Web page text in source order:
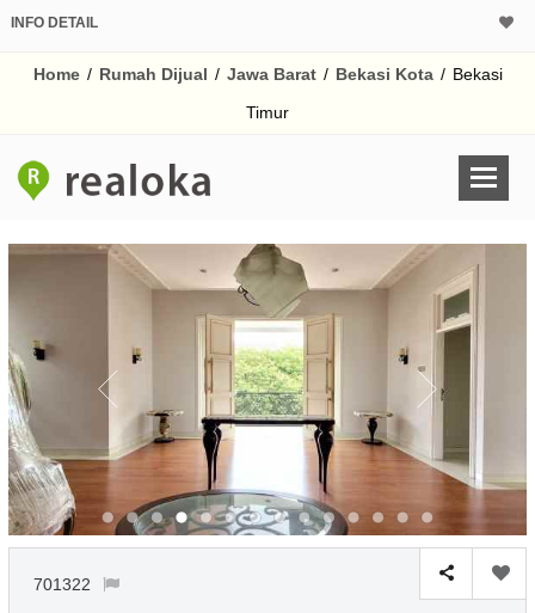
INFO DETAIL
Home / Rumah Dijual / Jawa Barat / Bekasi Kota / Bekasi
Timur
701322
Harga Rp
% /th
Untuk hasil simulasi
pada kotak-